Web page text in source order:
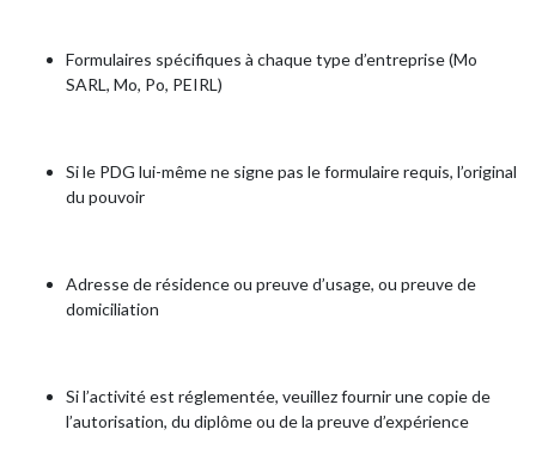
Formulaires spécifiques à chaque type d’entreprise (Mo
SARL, Mo, Po, PEIRL)
Si le PDG lui-même ne signe pas le formulaire requis, l’original
du pouvoir
Adresse de résidence ou preuve d’usage, ou preuve de
domiciliation
Si l’activité est réglementée, veuillez fournir une copie de
l’autorisation, du diplôme ou de la preuve d’expérience